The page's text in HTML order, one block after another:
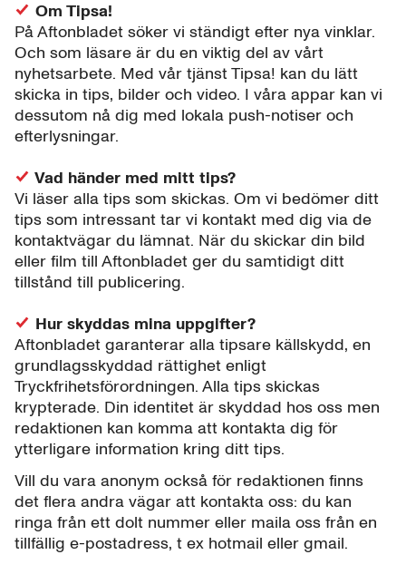
Om Tipsa!
På Aftonbladet söker vi ständigt efter nya vinklar.
Och som läsare är du en viktig del av vårt
nyhetsarbete. Med vår tjänst Tipsa! kan du lätt
skicka in tips, bilder och video. I våra appar kan vi
dessutom nå dig med lokala push-notiser och
efterlysningar.
Vad händer med mitt tips?
Vi läser alla tips som skickas. Om vi bedömer ditt
tips som intressant tar vi kontakt med dig via de
kontaktvägar du lämnat. När du skickar din bild
eller film till Aftonbladet ger du samtidigt ditt
tillstånd till publicering.
Hur skyddas mina uppgifter?
Aftonbladet garanterar alla tipsare källskydd, en
grundlagsskyddad rättighet enligt
Tryckfrihetsförordningen. Alla tips skickas
krypterade. Din identitet är skyddad hos oss men
redaktionen kan komma att kontakta dig för
ytterligare information kring ditt tips.
Vill du vara anonym också för redaktionen finns
det flera andra vägar att kontakta oss: du kan
ringa från ett dolt nummer eller maila oss från en
tillfällig e-postadress, t ex hotmail eller gmail.